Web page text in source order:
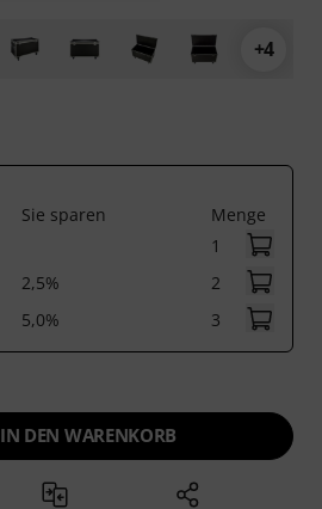
+4
Sie sparen
Menge
1
2,5%
2
5,0% 3
IN DEN WARENKORB